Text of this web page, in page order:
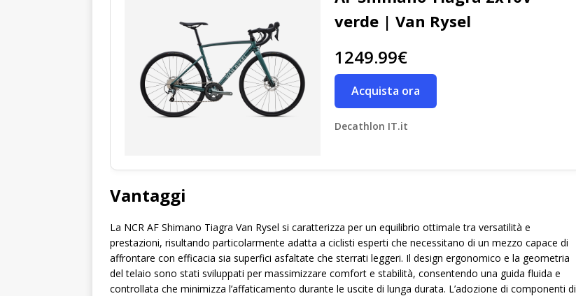
verde | Van Rysel
1249.99€
Acquista ora
Decathlon IT.it
Vantaggi
La NCR AF Shimano Tiagra Van Rysel si caratterizza per un equilibrio ottimale tra versatilità e
prestazioni, risultando particolarmente adatta a ciclisti esperti che necessitano di un mezzo capace di
affrontare con efficacia sia superfici asfaltate che sterrati leggeri. Il design ergonomico e la geometria
del telaio sono stati sviluppati per massimizzare comfort e stabilità, consentendo una guida fluida e
controllata che minimizza l’affaticamento durante le uscite di lunga durata. L’adozione di componenti di